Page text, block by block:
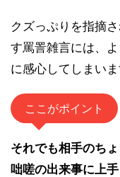
クズっぷりを指摘
す罵詈雑言には、
に感心してしまいま
ここがポイント
それでも相手のち
咄嗟の出来事に上